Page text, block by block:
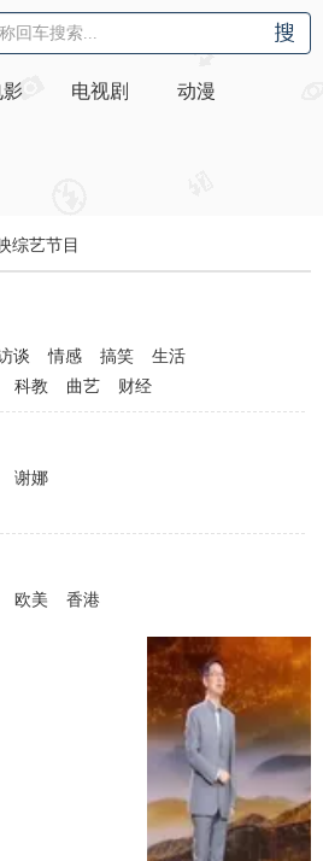
影 电视剧 动漫
综艺节目
谈 情感 搞笑
生活
科教 曲艺 财经
谢娜
欧美 香港